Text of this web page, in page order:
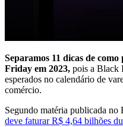
Separamos 11 dicas de
Friday em 2023, pois a Black
esperados no calendário de
comércio.
Segundo matéria publicada no
deve faturar R$ 4,64 bilhões